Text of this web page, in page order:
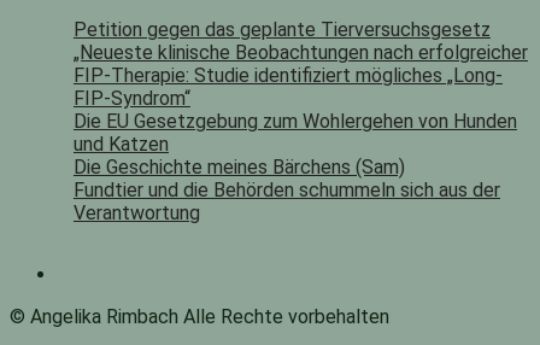
Petition gegen das geplante Tierversuchsgesetz
„Neueste klinische Beobachtungen nach erfolgreicher
FIP-Therapie: Studie identifiziert mögliches „Long-
FIP-Syndrom“
Die EU Gesetzgebung zum Wohlergehen von Hunden
und Katzen
Die Geschichte meines Bärchens (Sam)
Fundtier und die Behörden schummeln sich aus der
Verantwortung
© Angelika Rimbach Alle Rechte vorbehalten